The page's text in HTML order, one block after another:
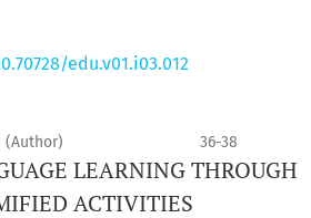
edu.v01.i03.012
(Author) 36-38
LEARNING THROUGH
ACTIVITIES